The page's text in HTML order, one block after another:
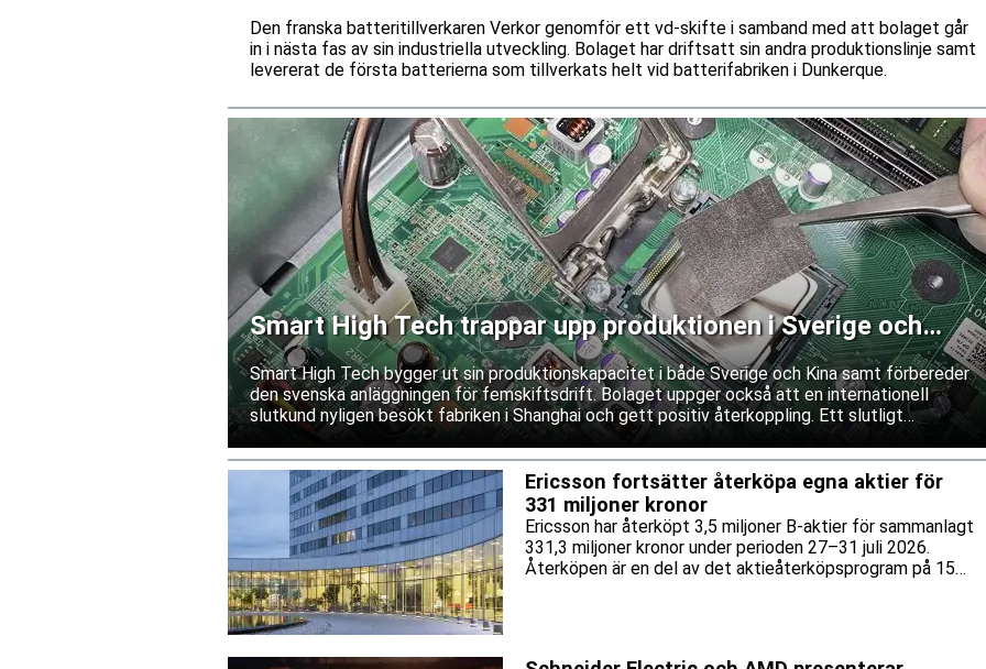
Den franska batteritillverkaren Verkor genomför ett vd-skifte i samband med att bolaget går
in i nästa fas av sin industriella utveckling. Bolaget har driftsatt sin andra produktionslinje samt
levererat de första batterierna som tillverkats helt vid batterifabriken i Dunkerque.
Smart High Tech trappar upp produktionen i Sverige och
Kina
Smart High Tech bygger ut sin produktionskapacitet i både Sverige och Kina samt förbereder
den svenska anläggningen för femskiftsdrift. Bolaget uppger också att en internationell
slutkund nyligen besökt fabriken i Shanghai och gett positiv återkoppling. Ett slutligt
leverantörsgodkännande inväntas dock fortfarande.
Ericsson fortsätter återköpa egna aktier för
331 miljoner kronor
Ericsson har återköpt 3,5 miljoner B-aktier för sammanlagt
331,3 miljoner kronor under perioden 27–31 juli 2026.
Återköpen är en del av det aktieåterköpsprogram på 15